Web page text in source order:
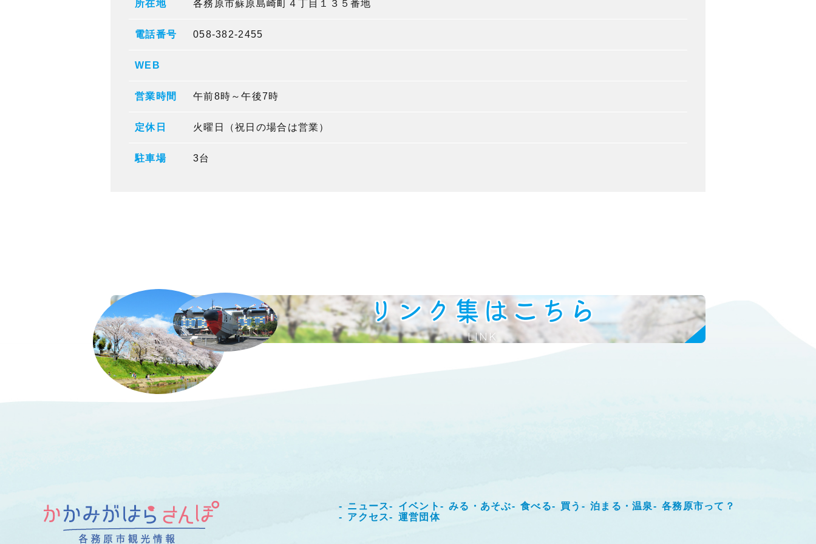
所在地 各務原市蘇原島崎町４丁目１３５番地
電話番号 058-382-2455
WEB
営業時間 午前8時～午後7時
定休日 火曜日（祝日の場合は営業）
駐車場 3台
リンク集はこちら
LINK
ニュース イベント みる・あそぶ 食べる 買う 泊まる・温泉
各務原市って？
アクセス
運営団体